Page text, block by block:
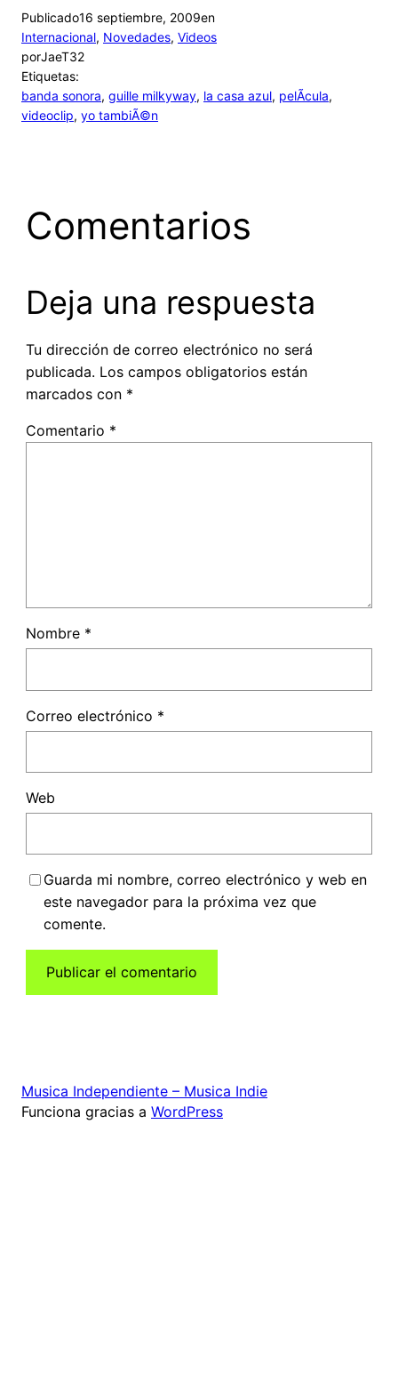
Publicado16 septiembre, 2009en
Internacional, Novedades, Videos
porJaeT32
Etiquetas:
banda sonora, guille milkyway, la casa azul, pelÃ­cula
videoclip, yo tambiÃ©n
Comentarios
Deja una respuesta
Tu dirección de correo electrónico no será
publicada. Los campos obligatorios están
marcados con *
Comentario *
Nombre *
Correo electrónico *
Web
Guarda mi nombre, correo electrónico y web en
este navegador para la próxima vez que
comente.
Musica Independiente – Musica Indie
Funciona gracias a WordPress